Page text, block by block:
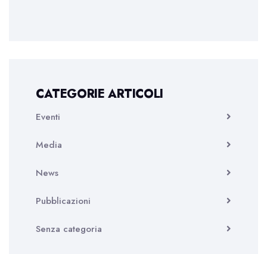
CATEGORIE ARTICOLI
Eventi
Media
News
Pubblicazioni
Senza categoria